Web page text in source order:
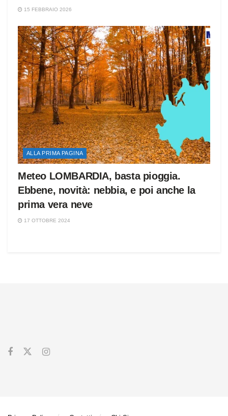
15 FEBBRAIO 2026
ALLA PRIMA PAGINA
Meteo LOMBARDIA, basta pioggia.
Ebbene, novità: nebbia, e poi anche la
prima vera neve
17 OTTOBRE 2024